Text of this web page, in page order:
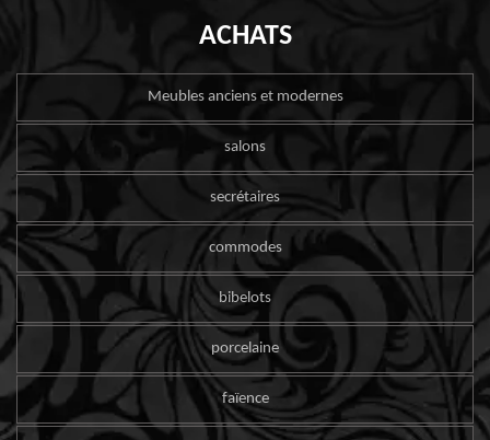
ACHATS
Meubles anciens et modernes
salons
secrétaires
commodes
bibelots
porcelaine
faïence